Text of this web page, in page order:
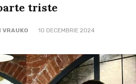
triste
VRAUKO 10 DECEMBRIE 2024